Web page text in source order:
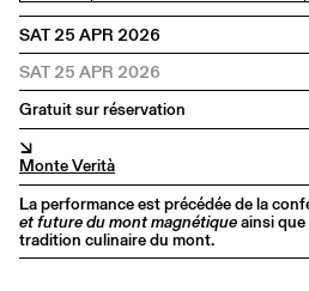
SAT 25 APR 2026
SAT 25 APR 2026
Gratuit sur réservation
↘
Monte Verità
La performance est précédée de la
et future du mont magnétiqueainsi
tradition culinaire du mont.